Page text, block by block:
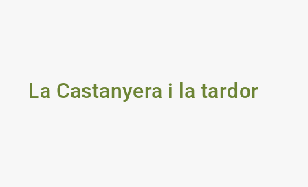
La Castanyera i la tardor